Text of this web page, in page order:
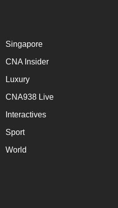
Singapore
CNA Insider
Luxury
CNA938 Live
Interactives
Sport
World